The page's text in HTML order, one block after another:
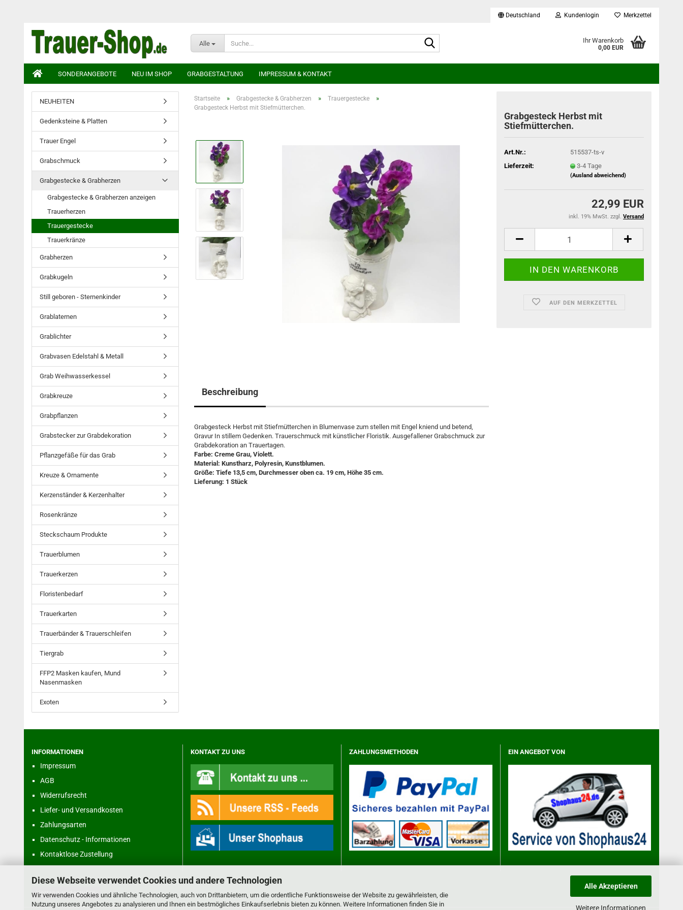
Diese Webseite verwendet Cookies und andere Technologien
Wir verwenden Cookies und ähnliche Technologien, auch von Drittanbietern, um die ordentliche Funktionsweise der Website zu gewährleisten, die
Nutzung unseres Angebotes zu analysieren und Ihnen ein bestmögliches Einkaufserlebnis bieten zu können. Weitere Informationen finden Sie in
Alle Akzeptieren
Weitere Informationen
Deutschland Kundenlogin Merkzettel
Alle Ihr Warenkorb
0,00 EUR
SONDERANGEBOTE NEU IM SHOP GRABGESTALTUNG IMPRESSUM & KONTAKT
Startseite » Grabgestecke & Grabherzen » Trauergestecke »
Grabgesteck Herbst mit Stiefmütterchen.
Grabgesteck Herbst mit
Stiefmütterchen.
Art.Nr.:
515537-ts-v
Lieferzeit:
3-4 Tage
(Ausland abweichend)
22,99 EUR
inkl. 19% MwSt. zzgl. Versand
AUF DEN MERKZETTEL
Beschreibung
Grabgesteck Herbst mit Stiefmütterchen in Blumenvase zum stellen mit Engel kniend und betend,
Gravur In stillem Gedenken. Trauerschmuck mit künstlicher Floristik. Ausgefallener Grabschmuck zur
Grabdekoration an Trauertagen.
Farbe: Creme Grau, Violett.
Material: Kunstharz, Polyresin, Kunstblumen.
Größe: Tiefe 13,5 cm, Durchmesser oben ca. 19 cm, Höhe 35 cm.
Lieferung: 1 Stück
NEUHEITEN
Gedenksteine & Platten
Trauer Engel
Grabschmuck
Grabgestecke & Grabherzen
Grabgestecke & Grabherzen anzeigen
Trauerherzen
Trauergestecke
Trauerkränze
Grabherzen
Grabkugeln
Still geboren - Sternenkinder
Grablaternen
Grablichter
Grabvasen Edelstahl & Metall
Grab Weihwasserkessel
Grabkreuze
Grabpflanzen
Grabstecker zur Grabdekoration
Pflanzgefäße für das Grab
Kreuze & Ornamente
Kerzenständer & Kerzenhalter
Rosenkränze
Steckschaum Produkte
Trauerblumen
Trauerkerzen
Floristenbedarf
Trauerkarten
Trauerbänder & Trauerschleifen
Tiergrab
FFP2 Masken kaufen, Mund
Nasenmasken
Exoten
INFORMATIONEN
Impressum
AGB
Widerrufsrecht
Liefer- und Versandkosten
Zahlungsarten
Datenschutz - Informationen
Kontaktlose Zustellung
KONTAKT ZU UNS ZAHLUNGSMETHODEN EIN ANGEBOT VON
Vertrag widerrufen